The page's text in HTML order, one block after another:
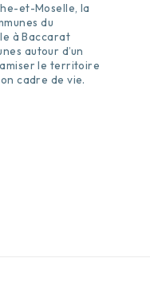
et-Moselle, la
du
à Baccarat
autour d’un
le territoire
cadre de vie.